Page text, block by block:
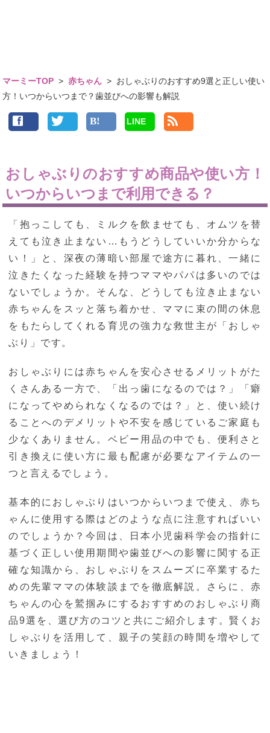
マーミーTOP >赤ちゃん > おしゃぶりのおすすめ9選と正しい使い
方！いつからいつまで？歯並びへの影響も解説
LINE
おしゃぶりのおすすめ商品や使い方！
いつからいつまで利用できる？
「抱っこしても、ミルクを飲ませても、オムツを替
えても泣き止まない…もうどうしていいか分からな
い！」と、深夜の薄暗い部屋で途方に暮れ、一緒に
泣きたくなった経験を持つママやパパは多いのでは
ないでしょうか。そんな、どうしても泣き止まない
赤ちゃんをスッと落ち着かせ、ママに束の間の休息
をもたらしてくれる育児の強力な救世主が「おしゃ
ぶり」です。
おしゃぶりには赤ちゃんを安心させるメリットがた
くさんある一方で、「出っ歯になるのでは？」「癖
になってやめられなくなるのでは？」と、使い続け
ることへのデメリットや不安を感じているご家庭も
少なくありません。ベビー用品の中でも、便利さと
引き換えに使い方に最も配慮が必要なアイテムの一
つと言えるでしょう。
基本的におしゃぶりはいつからいつまで使え、赤ち
ゃんに使用する際はどのような点に注意すればいい
のでしょうか？今回は、日本小児歯科学会の指針に
基づく正しい使用期間や歯並びへの影響に関する正
確な知識から、おしゃぶりをスムーズに卒業するた
めの先輩ママの体験談までを徹底解説。さらに、赤
ちゃんの心を鷲掴みにするおすすめのおしゃぶり商
品9選を、選び方のコツと共にご紹介します。賢くお
しゃぶりを活用して、親子の笑顔の時間を増やして
いきましょう！